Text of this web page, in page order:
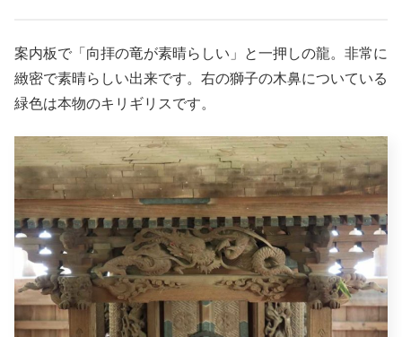
案内板で「向拝の竜が素晴らしい」と一押しの龍。非常に
緻密で素晴らしい出来です。右の獅子の木鼻についている
緑色は本物のキリギリスです。